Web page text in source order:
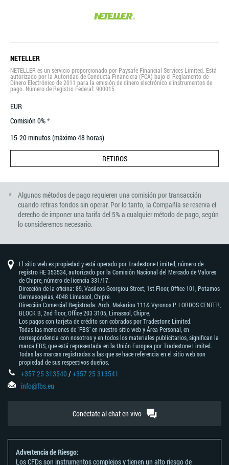
NETELLER
NETELLER es un servicio proporcionado por Paysafe Financial Services Limited. Está
autorizado por la Autoridad de Conducta Financiera (FCA) bajo el Reglamento de
Dinero Electrónico de 2011 para la emisión de dinero electrónico e instrumentos de
pago. Número de Registro Federal: 900015.
EUR
Comisión 0%
15-20 minutos (máximo 48 horas)
RETIROS
Algunos métodos de pago requieren una comisión por transacción
cuando retiras fondos sin operar. Por lo tanto, la Compañía se reserva el
derecho de imponer una tarifa del 5% a cualquier método de pago, según
lo consideremos necesario.
El sitio web es propiedad y está operado por Tradestone Limited, número de
registro HE 353534, autorizado por la Comisión Nacional del Mercado de Valores
de Chipre, número de licencia 331/17.
Dirección de la oficina: 89, Vasileos Georgiou Street, 1st Floor, Office 101, Potamos
Germasogeias, 4048 Limassol, Chipre.
Dirección Comercial Registrada: Arch. Makariou 111& Vyronos Р. LORDOS CENTER,
BLOCK В, 2nd floor, Office 203 3105, Limassol, Chipre.
Los pagos con tarjeta de crédito son cobrados por Tradestone Limited.
Todas las menciones de "FBS" en nuestro sitio web y Área Personal, en
correspondencia con nosotros y en todos los materiales publicitarios, significan la
marca FBS, que está representada en la Unión Europea por Tradestone Limited.
Todas las marcas registradas a las que se hace referencia en el sitio web son
propiedad de sus respectivos dueños.
+357 25 313540/+357 25 313541
info@fbs.eu
Conéctate al chat en vivo
Advertencia de Riesgo:
Los CFDs son instrumentos complejos y tienen un alto riesgo de